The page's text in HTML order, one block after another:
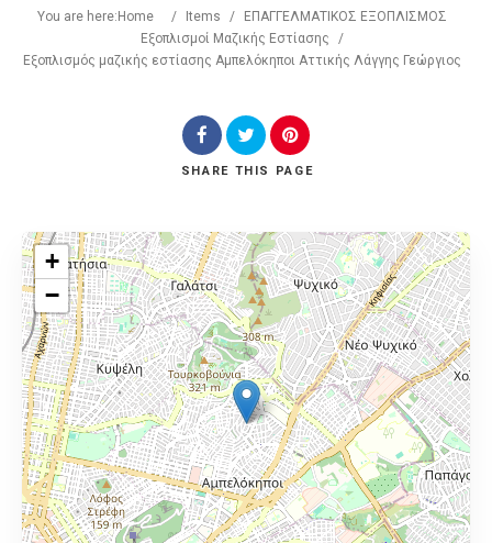
You are here: Home / Items /
ΕΠΑΓΓΕΛΜΑΤΙΚΟΣ ΕΞΟΠΛΙΣΜΟΣ
Eξοπλισμοί Μαζικής Εστίασης
/
Εξοπλισμός μαζικής εστίασης Αμπελόκηποι Αττικής Λάγγης Γεώργιος
SHARE THIS PAGE
+
−